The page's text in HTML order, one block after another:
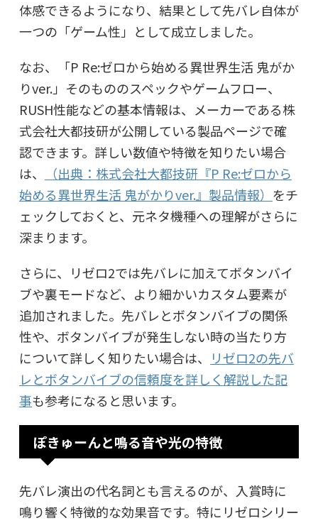
体感できるようになり、結果として先バレ自体が
一つの「ゲーム性」として成立しました。
なお、「P Re:ゼロから始める異世界生活 鬼がか
りver.」そのもののスペックやゲームフロー、
RUSH性能などの基本情報は、メーカーである株
式会社大都技研が公開している製品ページで確
認できます。詳しい数値や特徴を知りたい場合
は、
（出典：株式会社大都技研『P Re:ゼロから
始める異世界生活 鬼がかりver.』製品情報） をチ
ェックしておくと、元ネタ機種への理解がさらに
深まります。
さらに、リゼロ2では先バレに加えてボタンバイ
ブや裏モードなど、より細かいカスタム要素が
追加されました。先バレとボタンバイブの関係
性や、ボタンバイブが発生しない時の当たり方
について詳しく知りたい場合は、
リゼロ2の先バ
レとボタンバイブの信頼度を詳しく解説した記
事も参考になると思います。
ぽきゅーんと鳴る音や光の特徴
先バレ演出の代名詞とも言えるのが、入賞時に
鳴り響く特徴的な効果音です。特にリゼロシリー